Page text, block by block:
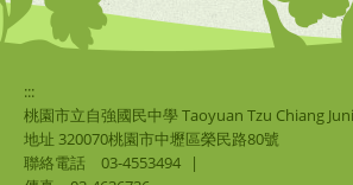
:::
桃園市立自強國民中學 Taoyuan Tzu Chiang
地址 320070桃園市中壢區榮民路80號
聯絡電話
03-4553494
|